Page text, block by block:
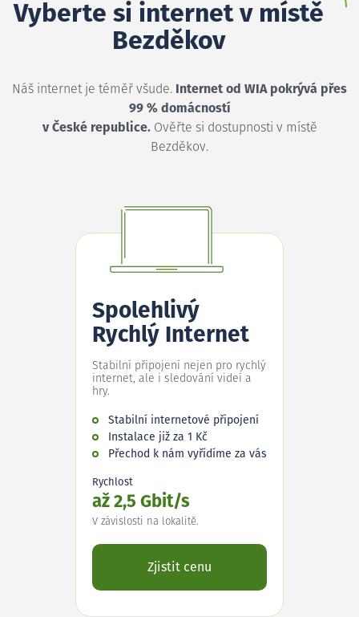
Vyberte si internet v místě
Bezděkov
Náš internet je téměř všude. Internet od WIA pokrývá přes
99 % domácností
v České republice.Ověřte si dostupnosti v místě
Bezděkov.
Spolehlivý
Rychlý Internet
Stabilní připojení nejen pro rychlý
internet, ale i sledování videí a
hry.
Stabilní internetové připojení
Instalace již za 1 Kč
Přechod k nám vyřídíme za vás
Rychlost
až 2,5 Gbit/s
V závislosti na lokalitě.
Zjistit cenu